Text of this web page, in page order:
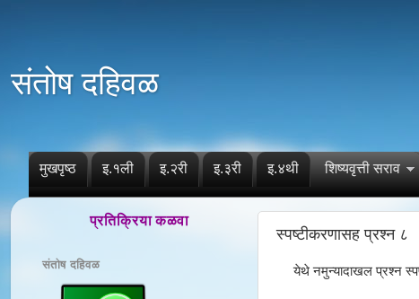
संतोष दहिवळ
मुखपृष्ठ इ.१ली इ.२री इ.३री इ.४थी शिष्यवृत्ती सराव
स्पष्टीकरणासह प्रश्न ८
येथे नमुन्यादाखल प्रश्न
प्रतिक्रिया कळवा
संतोष दहिवळ